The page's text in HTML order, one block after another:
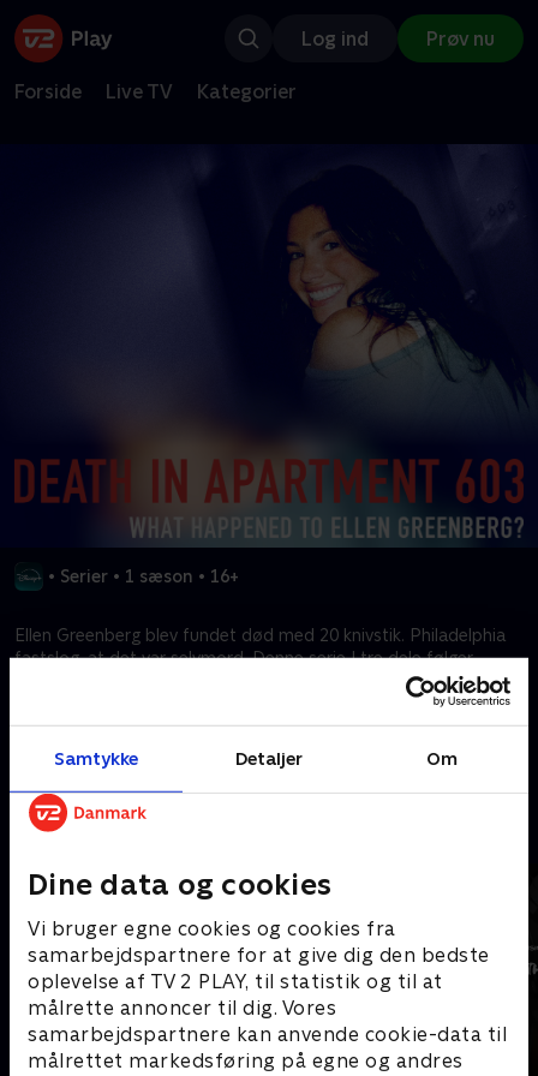
Samtykke Detaljer Om
Dine data og cookies
Vi bruger egne cookies og cookies fra
samarbejdspartnere for at give dig den bedste
oplevelse af TV 2 PLAY, til statistik og til at
målrette annoncer til dig. Vores
samarbejdspartnere kan anvende cookie-data til
målrettet markedsføring på egne og andres
Log ind Prøv nu
Forside Live TV Kategorier
• Serier • 1 sæson • 16+
Ellen Greenberg blev fundet død med 20 knivstik. Philadelphia
fastslog, at det var selvmord. Denne serie I tre dele følger
Kræver tilkøb
Mere indhold fra Disney+